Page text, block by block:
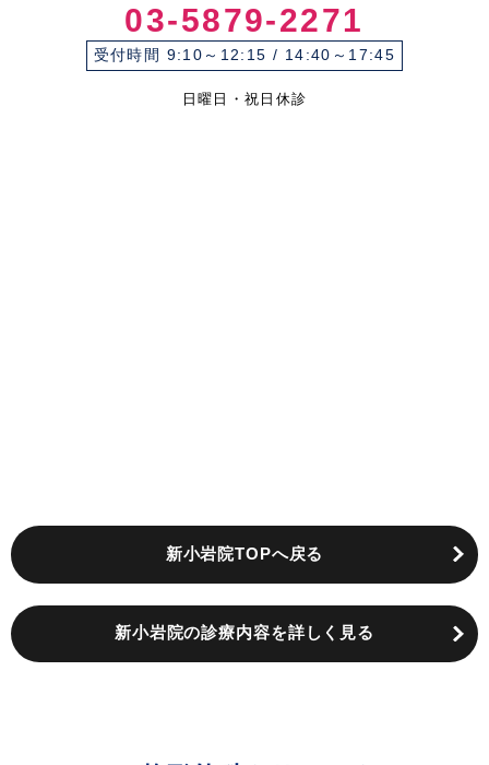
03-5879-2271
受付時間 9:10～12:15 / 14:40～17:45
日曜日・祝日休診
新小岩院TOPへ戻る
新小岩院の診療内容を詳しく見る